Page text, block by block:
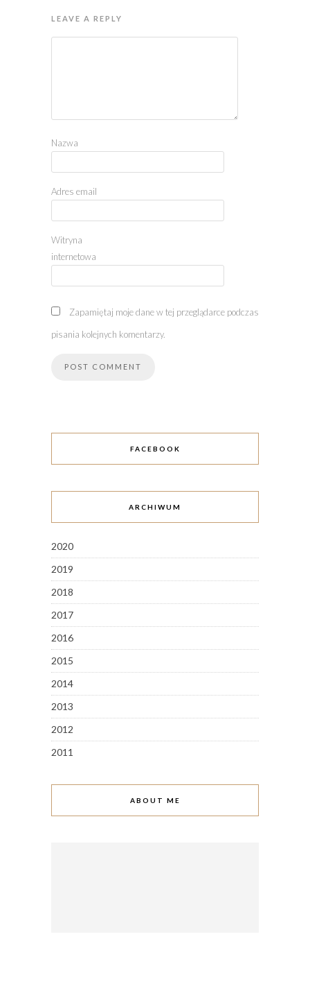
LEAVE A REPLY
Nazwa
Adres email
Witryna
internetowa
Zapamiętaj moje dane w tej przeglądarce podczas
pisania kolejnych komentarzy.
FACEBOOK
ARCHIWUM
2020
2019
2018
2017
2016
2015
2014
2013
2012
2011
ABOUT ME